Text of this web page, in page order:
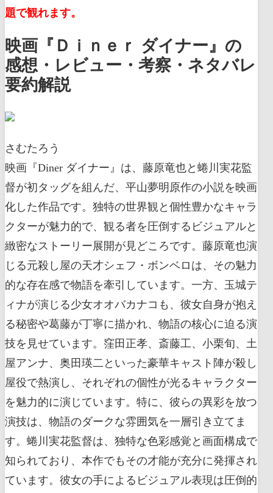
題で観れます。
映画『Ｄｉｎｅｒ ダイナー』の
感想・レビュー・考察・ネタバレ
要約解説
さむたろう
映画『Diner ダイナー』は、藤原竜也と蜷川実花監
督が初タッグを組んだ、平山夢明原作の小説を映画
化した作品です。独特の世界観と個性豊かなキャラ
クターが魅力的で、観る者を圧倒するビジュアルと
緻密なストーリー展開が見どころです。藤原竜也演
じる元殺し屋の天才シェフ・ボンベロは、その魅力
的な存在感で物語を牽引しています。一方、玉城テ
ィナが演じる少女オオバカナコも、彼女自身が抱え
る秘密や葛藤が丁寧に描かれ、物語の核心に迫る演
技を見せています。窪田正孝、斎藤工、小栗旬、土
屋アンナ、奥田瑛二といった豪華キャスト陣が殺し
屋役で熱演し、それぞれの個性が光るキャラクター
を魅力的に演じています。特に、彼らの異彩を放つ
演技は、物語のダークな雰囲気を一層引き立てま
す。蜷川実花監督は、独特な色彩感覚と画面構成で
知られており、本作でもその才能が充分に発揮され
ています。彼女の手によるビジュアル表現は圧倒的